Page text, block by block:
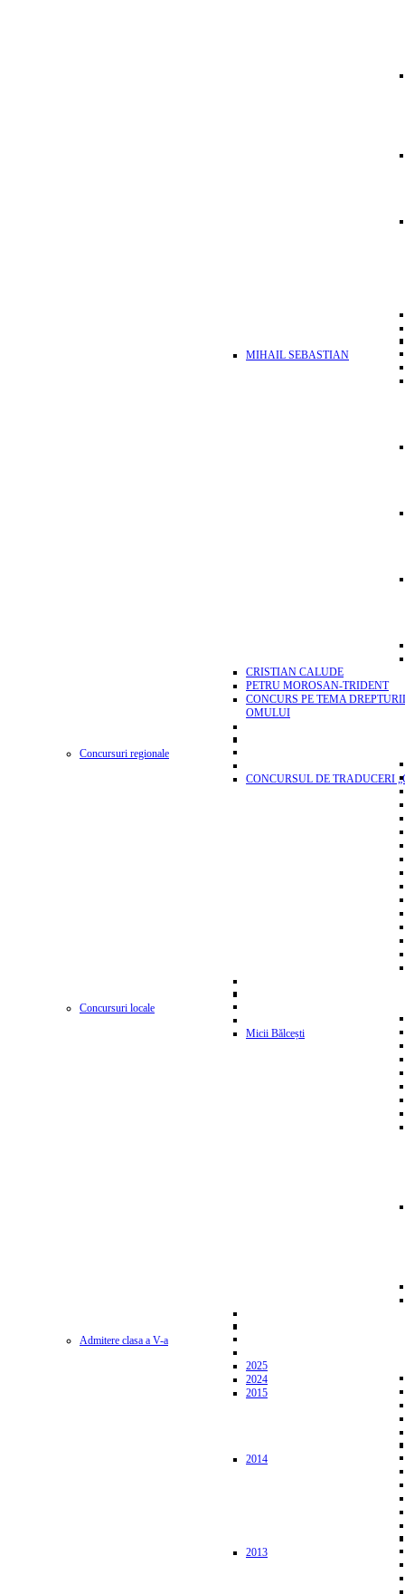
MIHAIL SEBASTIAN
CRISTIAN CALUDE
PETRU MOROSAN-TRIDENT
CONCURS PE TEMA
OMULUI
Concursuri regionale
CONCURSUL DE TRADUCERI
Concursuri locale
Micii Bălcești
Admitere clasa a V-a
2025
2024
2015
2014
2013